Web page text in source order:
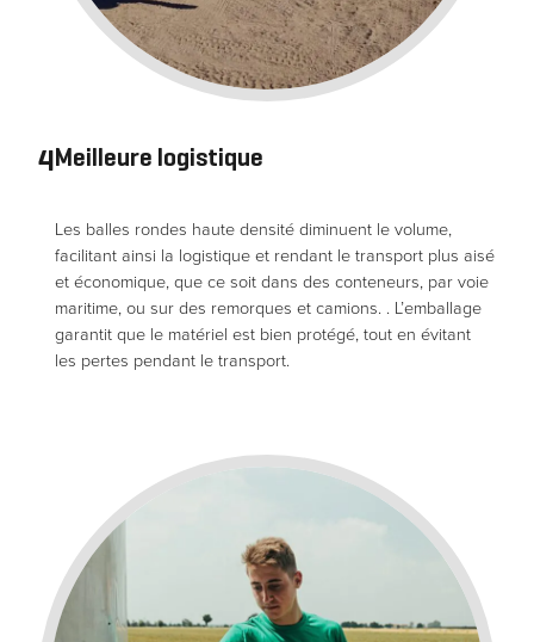
4Meilleure logistique
Les balles rondes haute densité diminuent le volume,
facilitant ainsi la logistique et rendant le transport plus aisé
et économique, que ce soit dans des conteneurs, par voie
maritime, ou sur des remorques et camions. . L’emballage
garantit que le matériel est bien protégé, tout en évitant
les pertes pendant le transport.